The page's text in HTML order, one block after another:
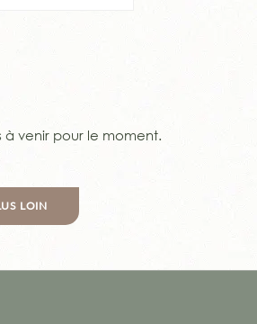
à venir pour le moment.
LOIN